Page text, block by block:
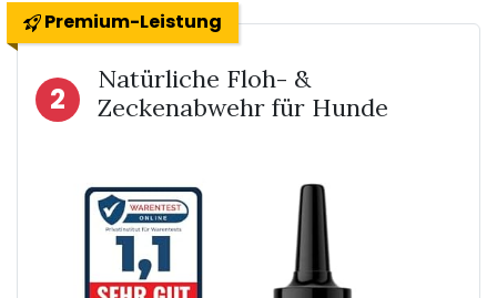
Premium-Leistung
2
Natürliche Floh- &
Zeckenabwehr für Hunde